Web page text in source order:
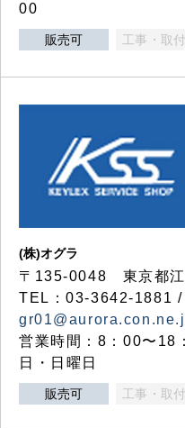
00
販売可 工事・取
(株)オグラ
〒135-0048 東京都
TEL：03-3642-1881
営業時間：8：00〜18
日・日曜日
販売可 工事・取